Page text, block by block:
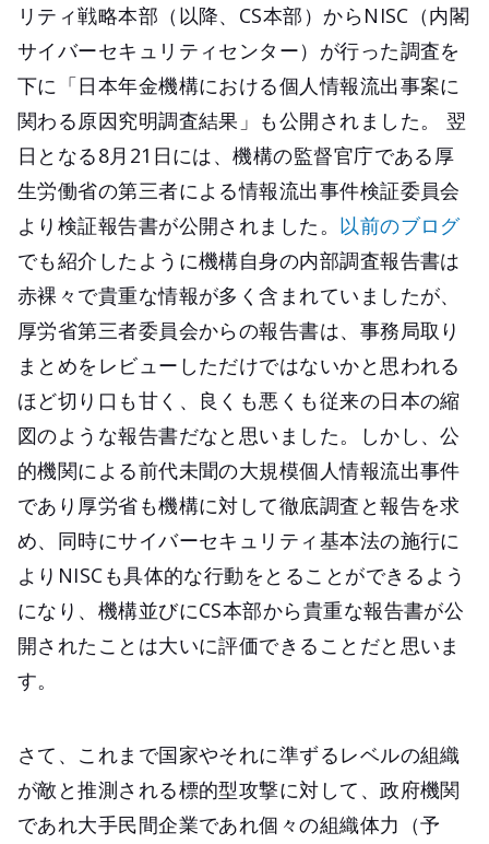
リティ戦略本部（以降、CS本部）からNISC（内閣
サイバーセキュリティセンター）が行った調査を
下に「日本年金機構における個人情報流出事案に
関わる原因究明調査結果」も公開されました。 翌
日となる8月21日には、機構の監督官庁である厚
生労働省の第三者による情報流出事件検証委員会
より検証報告書が公開されました。 以前のブログ
でも紹介したように機構自身の内部調査報告書は
赤裸々で貴重な情報が多く含まれていましたが、
厚労省第三者委員会からの報告書は、事務局取り
まとめをレビューしただけではないかと思われる
ほど切り口も甘く、良くも悪くも従来の日本の縮
図のような報告書だなと思いました。しかし、公
的機関による前代未聞の大規模個人情報流出事件
であり厚労省も機構に対して徹底調査と報告を求
め、同時にサイバーセキュリティ基本法の施行に
よりNISCも具体的な行動をとることができるよう
になり、機構並びにCS本部から貴重な報告書が公
開されたことは大いに評価できることだと思いま
す。
さて、これまで国家やそれに準ずるレベルの組織
が敵と推測される標的型攻撃に対して、政府機関
であれ大手民間企業であれ個々の組織体力（予